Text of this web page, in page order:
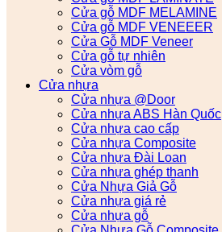
Cửa gỗ MDF MELAMINE
Cửa gỗ MDF VENEEER
Cửa Gỗ MDF Veneer
Cửa gỗ tự nhiên
Cửa vòm gỗ
Cửa nhựa
Cửa nhựa @Door
Cửa nhựa ABS Hàn Quốc
Cửa nhựa cao cấp
Cửa nhựa Composite
Cửa nhựa Đài Loan
Cửa nhựa ghép thanh
Cửa Nhựa Giả Gỗ
Cửa nhựa giá rẻ
Cửa nhựa gỗ